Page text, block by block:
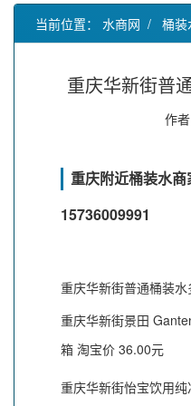
当前位置： 水商网 / 桶装
重庆华新街普
作
重庆附近桶装水商
15736009991
重庆华新街普通桶装
重庆华新街景田
箱 淘宝价 36.00元
重庆华新街怡宝饮用